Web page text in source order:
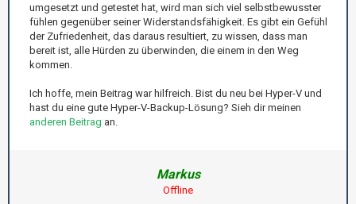
umgesetzt und getestet hat, wird man sich viel selbstbewusster
fühlen gegenüber seiner Widerstandsfähigkeit. Es gibt ein Gefühl
der Zufriedenheit, das daraus resultiert, zu wissen, dass man
bereit ist, alle Hürden zu überwinden, die einem in den Weg
kommen.
Ich hoffe, mein Beitrag war hilfreich. Bist du neu bei Hyper-V und
hast du eine gute Hyper-V-Backup-Lösung? Sieh dir meinen
anderen Beitrag an.
Markus
Offline